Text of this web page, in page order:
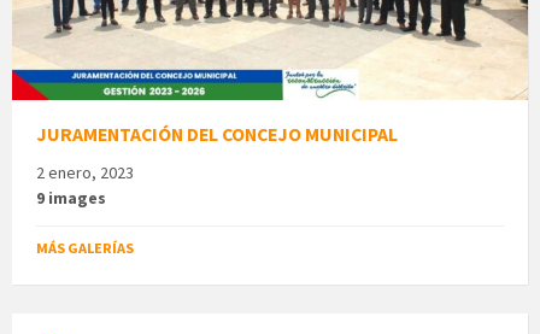
JURAMENTACIÓN DEL CONCEJO MUNICIPAL
2 enero, 2023
9 images
MÁS GALERÍAS